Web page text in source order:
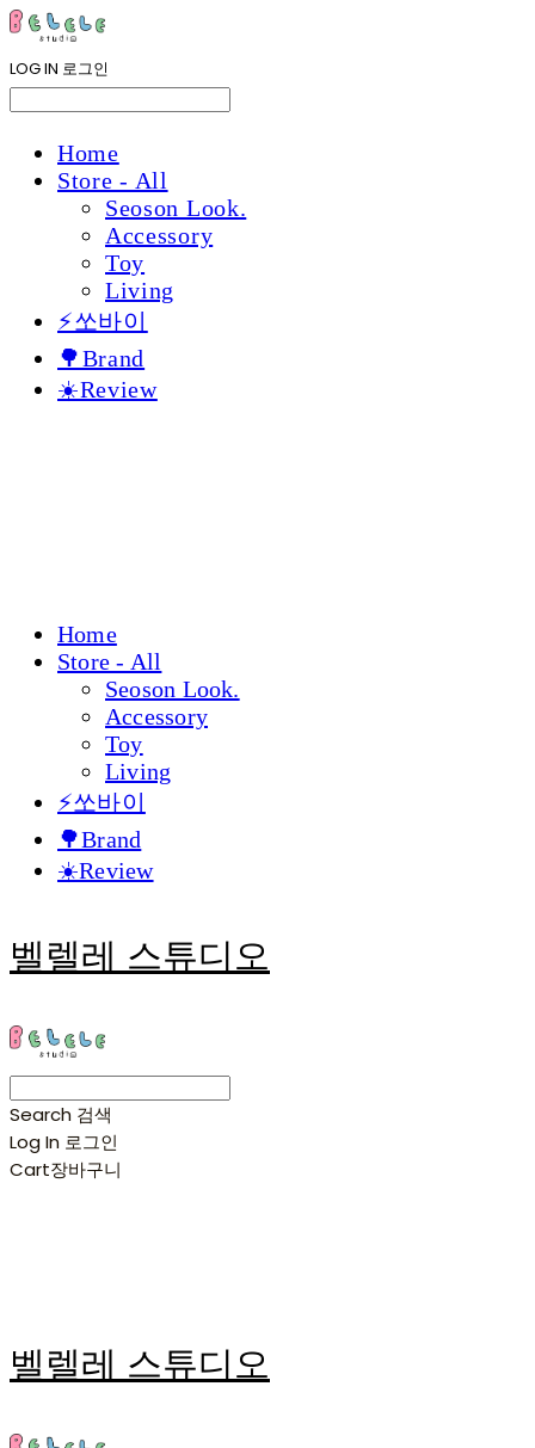
LOG IN 로그인
Home
Store - All
Seoson Look.
Accessory
Toy
Living
⚡쏘바이
🌳Brand
☀️Review
Home
Store - All
Seoson Look.
Accessory
Toy
Living
⚡쏘바이
🌳Brand
☀️Review
벨렐레 스튜디오
Search 검색
Log In 로그인
Cart장바구니
벨렐레 스튜디오